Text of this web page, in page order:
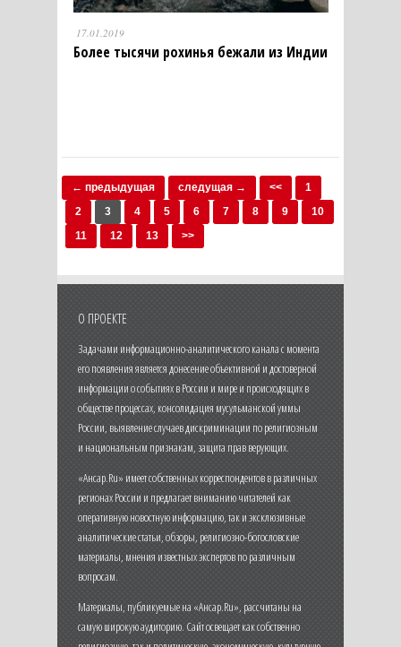
17.01.2019
Более тысячи рохинья бежали из Индии
← предыдущая следущая → <<
1
2
3 4 5 6 7 8 9
10
11
12 13 >>
О ПРОЕКТЕ
Задачами информационно-аналитического канала с момента
его появления является донесение объективной и достоверной
информации о событиях в России и мире и происходящих в
обществе процессах, консолидация мусульманской уммы
России, выявление случаев дискриминации по религиозным
и национальным признакам, защита прав верующих.
«Ансар.Ru» имеет собственных корреспондентов в различных
регионах России и предлагает вниманию читателей как
оперативную новостную информацию, так и эксклюзивные
аналитические статьи, обзоры, религиозно-богословские
материалы, мнения известных экспертов по различным
вопросам.
Материалы, публикуемые на «Ансар.Ru», рассчитаны на
самую широкую аудиторию. Сайт освещает как собственно